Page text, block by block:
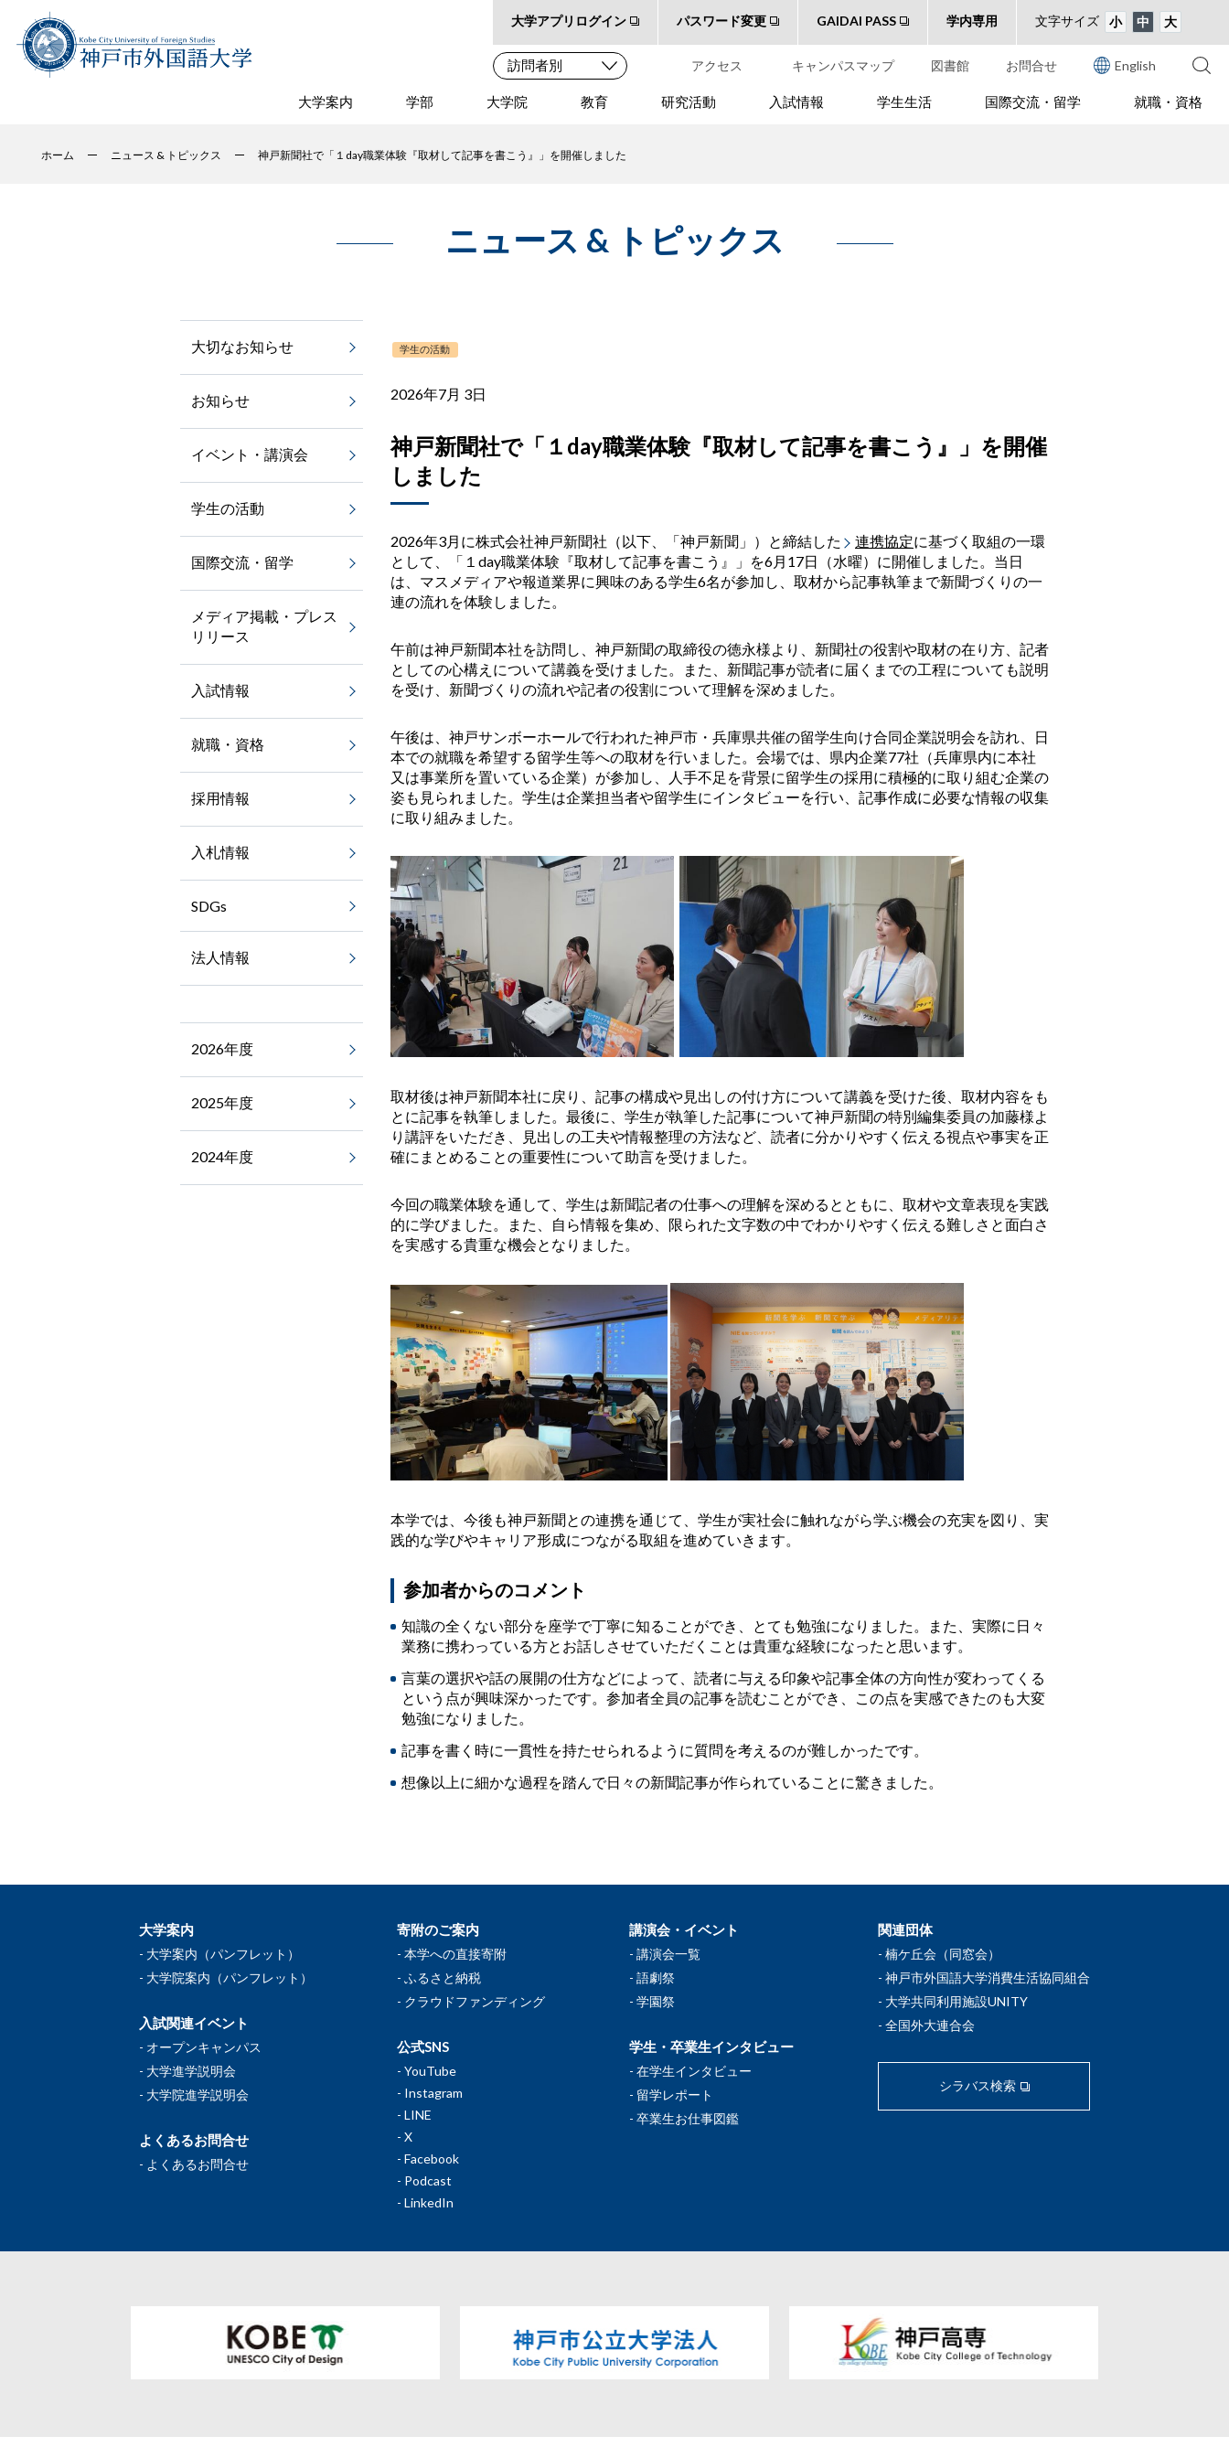
大学アプリログイン パスワード変更 GAIDAI PASS 学内専用 文字サイズ 小 中 大
アクセス キャンパスマップ 図書館 お問合せ English
大学案内 学部 大学院 教育 研究活動 入試情報 学生生活 国際交流・留学 就職・資格
ホーム ニュース & トピックス 神戸新聞社で「１day職業体験『取材して記事を書こう』」を開催しました
ニュース & トピックス
学生の活動
2026年7月 3日
神戸新聞社で「１day職業体験『取材して記事を書こう』」を開催
しました
2026年3月に株式会社神戸新聞社（以下、「神戸新聞」）と締結した 連携協定に基づく取組の一環
として、「１ day職業体験『取材して記事を書こう』」を6月17日（水曜）に開催しました。当日
は、マスメディアや報道業界に興味のある学生6名が参加し、取材から記事執筆まで新聞づくりの一
連の流れを体験しました。
午前は神戸新聞本社を訪問し、神戸新聞の取締役の徳永様より、新聞社の役割や取材の在り方、記者
としての心構えについて講義を受けました。また、新聞記事が読者に届くまでの工程についても説明
を受け、新聞づくりの流れや記者の役割について理解を深めました。
午後は、神戸サンボーホールで行われた神戸市・兵庫県共催の留学生向け合同企業説明会を訪れ、日
本での就職を希望する留学生等への取材を行いました。会場では、県内企業77社（兵庫県内に本社
又は事業所を置いている企業）が参加し、人手不足を背景に留学生の採用に積極的に取り組む企業の
姿も見られました。学生は企業担当者や留学生にインタビューを行い、記事作成に必要な情報の収集
に取り組みました。
取材後は神戸新聞本社に戻り、記事の構成や見出しの付け方について講義を受けた後、取材内容をも
とに記事を執筆しました。最後に、学生が執筆した記事について神戸新聞の特別編集委員の加藤様よ
り講評をいただき、見出しの工夫や情報整理の方法など、読者に分かりやすく伝える視点や事実を正
確にまとめることの重要性について助言を受けました。
今回の職業体験を通して、学生は新聞記者の仕事への理解を深めるとともに、取材や文章表現を実践
的に学びました。また、自ら情報を集め、限られた文字数の中でわかりやすく伝える難しさと面白さ
を実感する貴重な機会となりました。
本学では、今後も神戸新聞との連携を通じて、学生が実社会に触れながら学ぶ機会の充実を図り、実
践的な学びやキャリア形成につながる取組を進めていきます。
参加者からのコメント
知識の全くない部分を座学で丁寧に知ることができ、とても勉強になりました。また、実際に日々
業務に携わっている方とお話しさせていただくことは貴重な経験になったと思います。
言葉の選択や話の展開の仕方などによって、読者に与える印象や記事全体の方向性が変わってくる
という点が興味深かったです。参加者全員の記事を読むことができ、この点を実感できたのも大変
勉強になりました。
記事を書く時に一貫性を持たせられるように質問を考えるのが難しかったです。
想像以上に細かな過程を踏んで日々の新聞記事が作られていることに驚きました。
大切なお知らせ
お知らせ
イベント・講演会
学生の活動
国際交流・留学
メディア掲載・プレス
リリース
入試情報
就職・資格
採用情報
入札情報
SDGs
法人情報
2026年度
2025年度
2024年度
大学案内
大学案内（パンフレット）
大学院案内（パンフレット）
入試関連イベント
オープンキャンパス
大学進学説明会
大学院進学説明会
よくあるお問合せ
よくあるお問合せ
寄附のご案内
本学への直接寄附
ふるさと納税
クラウドファンディング
公式SNS
YouTube
Instagram
LINE
X
Facebook
Podcast
LinkedIn
講演会・イベント
講演会一覧
語劇祭
学園祭
学生・卒業生インタビュー
在学生インタビュー
留学レポート
卒業生お仕事図鑑
関連団体
楠ケ丘会（同窓会）
神戸市外国語大学消費生活協同組合
大学共同利用施設UNITY
全国外大連合会
シラバス検索